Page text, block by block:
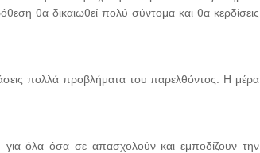
θα δικαιωθεί πολύ σύντομα και θα κερδίσεις
πολλά προβλήματα του παρελθόντος. Η μέρα
όλα όσα σε απασχολούν και εμποδίζουν την